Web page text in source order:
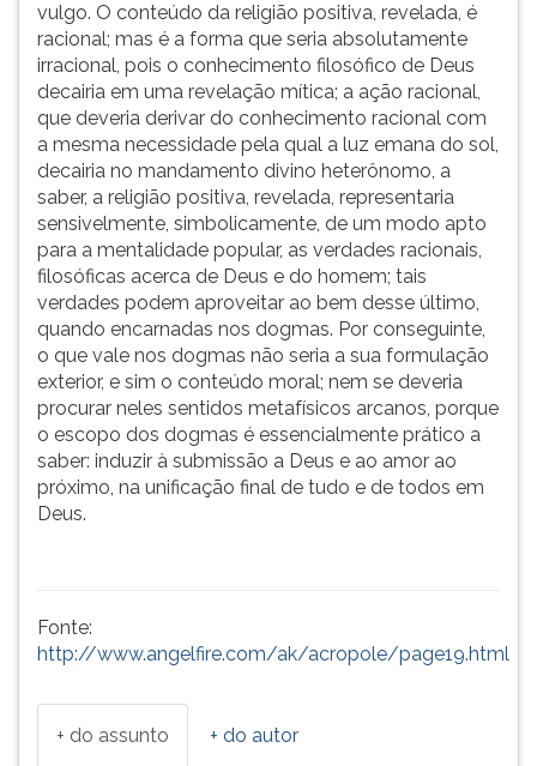
vulgo. O conteúdo da religião positiva, revelada, é
racional; mas é a forma que seria absolutamente
irracional, pois o conhecimento filosófico de Deus
decairia em uma revelação mítica; a ação racional,
que deveria derivar do conhecimento racional com
a mesma necessidade pela qual a luz emana do sol,
decairia no mandamento divino heterônomo, a
saber, a religião positiva, revelada, representaria
sensivelmente, simbolicamente, de um modo apto
para a mentalidade popular, as verdades racionais,
filosóficas acerca de Deus e do homem; tais
verdades podem aproveitar ao bem desse último,
quando encarnadas nos dogmas. Por conseguinte,
o que vale nos dogmas não seria a sua formulação
exterior, e sim o conteúdo moral; nem se deveria
procurar neles sentidos metafísicos arcanos, porque
o escopo dos dogmas é essencialmente prático a
saber: induzir à submissão a Deus e ao amor ao
próximo, na unificação final de tudo e de todos em
Deus.
Fonte:
http://www.angelfire.com/ak/acropole/page19.html
+ do assunto + do autor